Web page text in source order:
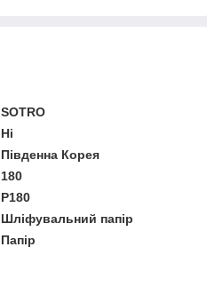
SOTRO
Ні
Південна Корея
180
P180
Шліфувальний папір
Папір